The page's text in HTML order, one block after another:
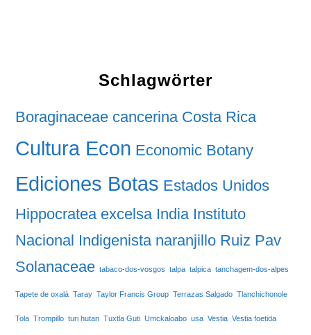
Schlagwörter
Boraginaceae cancerina Costa Rica
Cultura Econ Economic Botany
Ediciones Botas Estados Unidos
Hippocratea excelsa India Instituto
Nacional Indigenista naranjillo Ruiz Pav
Solanaceae tabaco-dos-vosgos talpa talpica tanchagem-dos-alpes
Tapete de oxalá Taray Taylor Francis Group Terrazas Salgado Tlanchichonole
Tola Trompillo turi hutan Tuxtla Guti Umckaloabo usa Vestia Vestia foetida